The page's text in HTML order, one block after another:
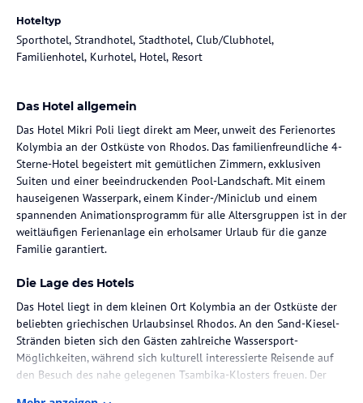
Hoteltyp
Sporthotel, Strandhotel, Stadthotel, Club/Clubhotel,
Familienhotel, Kurhotel, Hotel, Resort
Das Hotel allgemein
Das Hotel Mikri Poli liegt direkt am Meer, unweit des Ferienortes
Kolymbia an der Ostküste von Rhodos. Das familienfreundliche 4-
Sterne-Hotel begeistert mit gemütlichen Zimmern, exklusiven
Suiten und einer beeindruckenden Pool-Landschaft. Mit einem
hauseigenen Wasserpark, einem Kinder-/Miniclub und einem
spannenden Animationsprogramm für alle Altersgruppen ist in der
weitläufigen Ferienanlage ein erholsamer Urlaub für die ganze
Familie garantiert.
Die Lage des Hotels
Das Hotel liegt in dem kleinen Ort Kolymbia an der Ostküste der
beliebten griechischen Urlaubsinsel Rhodos. An den Sand-Kiesel-
Stränden bieten sich den Gästen zahlreiche Wassersport-
Möglichkeiten, während sich kulturell interessierte Reisende auf
den Besuch des nahe gelegenen Tsambika-Klosters freuen. Der